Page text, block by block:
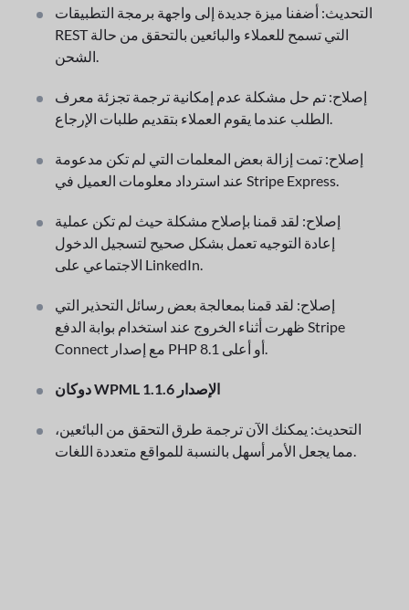
التحديث: أضفنا ميزة جديدة إلى واجهة برمجة التطبيقات
REST التي تسمح للعملاء والبائعين بالتحقق من حالة
الشحن.
إصلاح: تم حل مشكلة عدم إمكانية ترجمة تجزئة معرف
الطلب عندما يقوم العملاء بتقديم طلبات الإرجاع.
إصلاح: تمت إزالة بعض المعلمات التي لم تكن مدعومة
عند استرداد معلومات العميل في Stripe Express.
إصلاح: لقد قمنا بإصلاح مشكلة حيث لم تكن عملية
إعادة التوجيه تعمل بشكل صحيح لتسجيل الدخول
الاجتماعي على LinkedIn.
إصلاح: لقد قمنا بمعالجة بعض رسائل التحذير التي
ظهرت أثناء الخروج عند استخدام بوابة الدفع Stripe
Connect مع إصدار PHP 8.1 أو أعلى.
دوكان WPML الإصدار 1.1.6
التحديث: يمكنك الآن ترجمة طرق التحقق من البائعين،
مما يجعل الأمر أسهل بالنسبة للمواقع متعددة اللغات.